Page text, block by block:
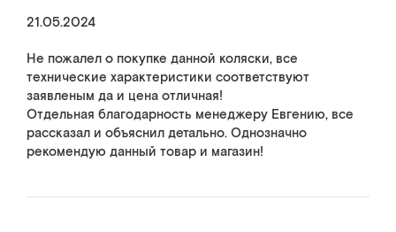
21.05.2024
Не пожалел о покупке данной коляски, все
технические характеристики соответствуют
заявленым да и цена отличная!
Отдельная благодарность менеджеру Евгению, все
рассказал и объяснил детально. Однозначно
рекомендую данный товар и магазин!